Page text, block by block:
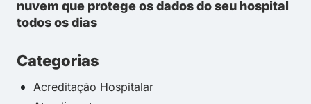
nuvem que protege os dados do seu hospital
todos os dias
Categorias
Acreditação Hospitalar